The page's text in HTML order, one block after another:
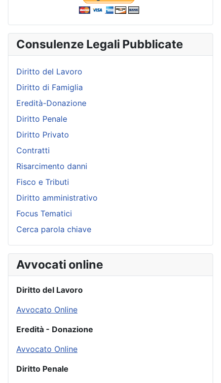
Consulenze Legali Pubblicate
Diritto del Lavoro
Diritto di Famiglia
Eredità-Donazione
Diritto Penale
Diritto Privato
Contratti
Risarcimento danni
Fisco e Tributi
Diritto amministrativo
Focus Tematici
Cerca parola chiave
Avvocati online
Diritto del Lavoro
Avvocato Online
Eredità - Donazione
Avvocato Online
Diritto Penale